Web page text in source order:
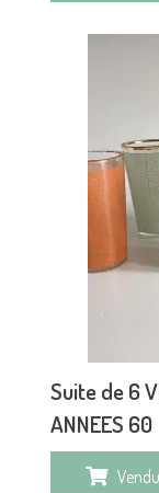
Suite de 6
ANNEES 60
Vendu